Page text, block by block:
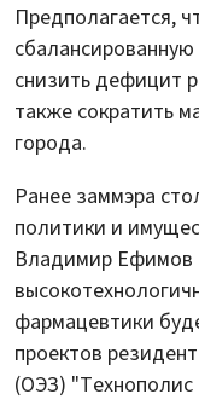
Предполагается,
снизить дефицит
также сократить
города.
Ранее заммэра
политики и
Владимир Ефимов
фармацевтики
проектов
(ОЭЗ)